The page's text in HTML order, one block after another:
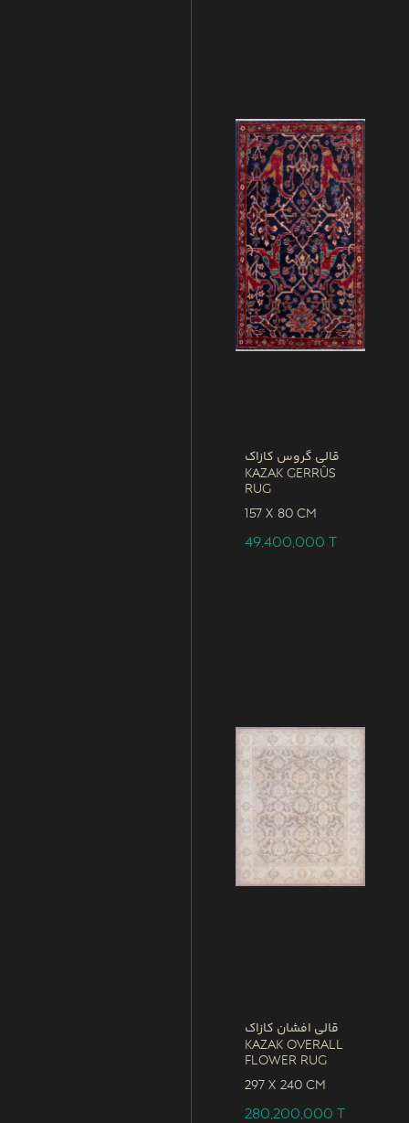
قالی گروس کازاک
Kazak Gerrûs
Rug
157 x 80 CM
49,400,000T
قالی افشان کازاک
Kazak Overall
Flower Rug
297 x 240 CM
280,200,000T